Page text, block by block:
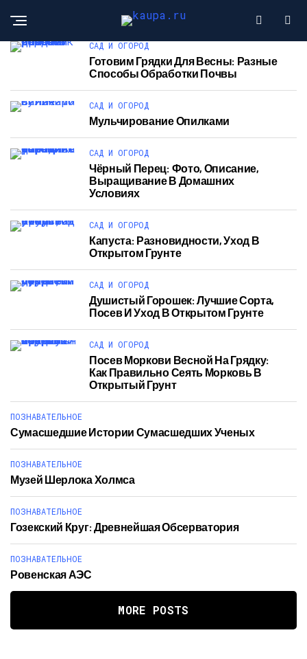
САД И ОГОРОД
Готовим Грядки Для Весны: Разные
Способы Обработки Почвы
САД И ОГОРОД
Мульчирование Опилками
САД И ОГОРОД
Чёрный Перец: Фото, Описание,
Выращивание В Домашних
Условиях
САД И ОГОРОД
Капуста: Разновидности, Уход В
Открытом Грунте
САД И ОГОРОД
Душистый Горошек: Лучшие Сорта,
Посев И Уход В Открытом Грунте
САД И ОГОРОД
Посев Моркови Весной На Грядку:
Как Правильно Сеять Морковь В
Открытый Грунт
ПОЗНАВАТЕЛЬНОЕ
Сумасшедшие Истории Сумасшедших Ученых
ПОЗНАВАТЕЛЬНОЕ
Музей Шерлока Холмса
ПОЗНАВАТЕЛЬНОЕ
Гозекский Круг: Древнейшая Обсерватория
ПОЗНАВАТЕЛЬНОЕ
Ровенская АЭС
MORE POSTS